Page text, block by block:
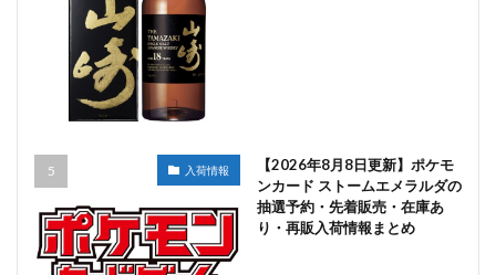
入荷情報
【2026年8月8日更新】ポケモ
ンカード ストームエメラルダの
抽選予約・先着販売・在庫あ
り・再販入荷情報まとめ